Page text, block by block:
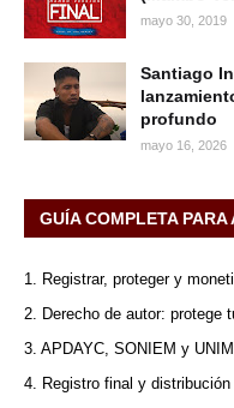
mayo 30, 2019
Santiago
profundo
mayo 16, 2026
GUÍA COMPLETA PARA
1. Registrar, proteger y
2. Derecho de autor: protege
3. APDAYC, SONIEM y
4. Registro final y